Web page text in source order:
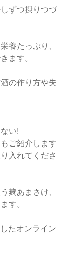
ずつ摂りつづ
養たっぷり、
ます。
の作り方や失
い!
ご紹介します
入れてくださ
麹あまさけ、
す。
たオンライン